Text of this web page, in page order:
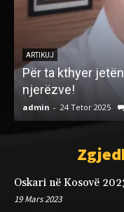
LETËRSI
HESHTJA NË GUR
admin - 3 Shkurt 2023
Oskari në Kosovë
19 Mars 2023